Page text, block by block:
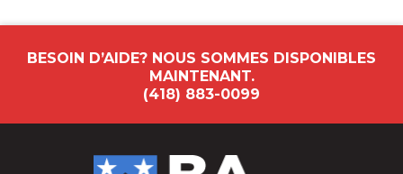
BESOIN D’AIDE? NOUS SOMMES DISPONIBLES
MAINTENANT.
(418) 883-0099